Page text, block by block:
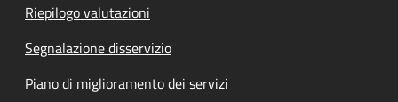
Riepilogo valutazioni
Segnalazione disservizio
Piano di miglioramento dei servizi